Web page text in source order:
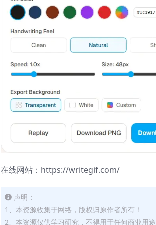
在线网站：https://writegif.com/
声明：
1、本资源收集于网络，版权归原作者所有！
2、本资源仅供学习研究，不得用于任何商业用